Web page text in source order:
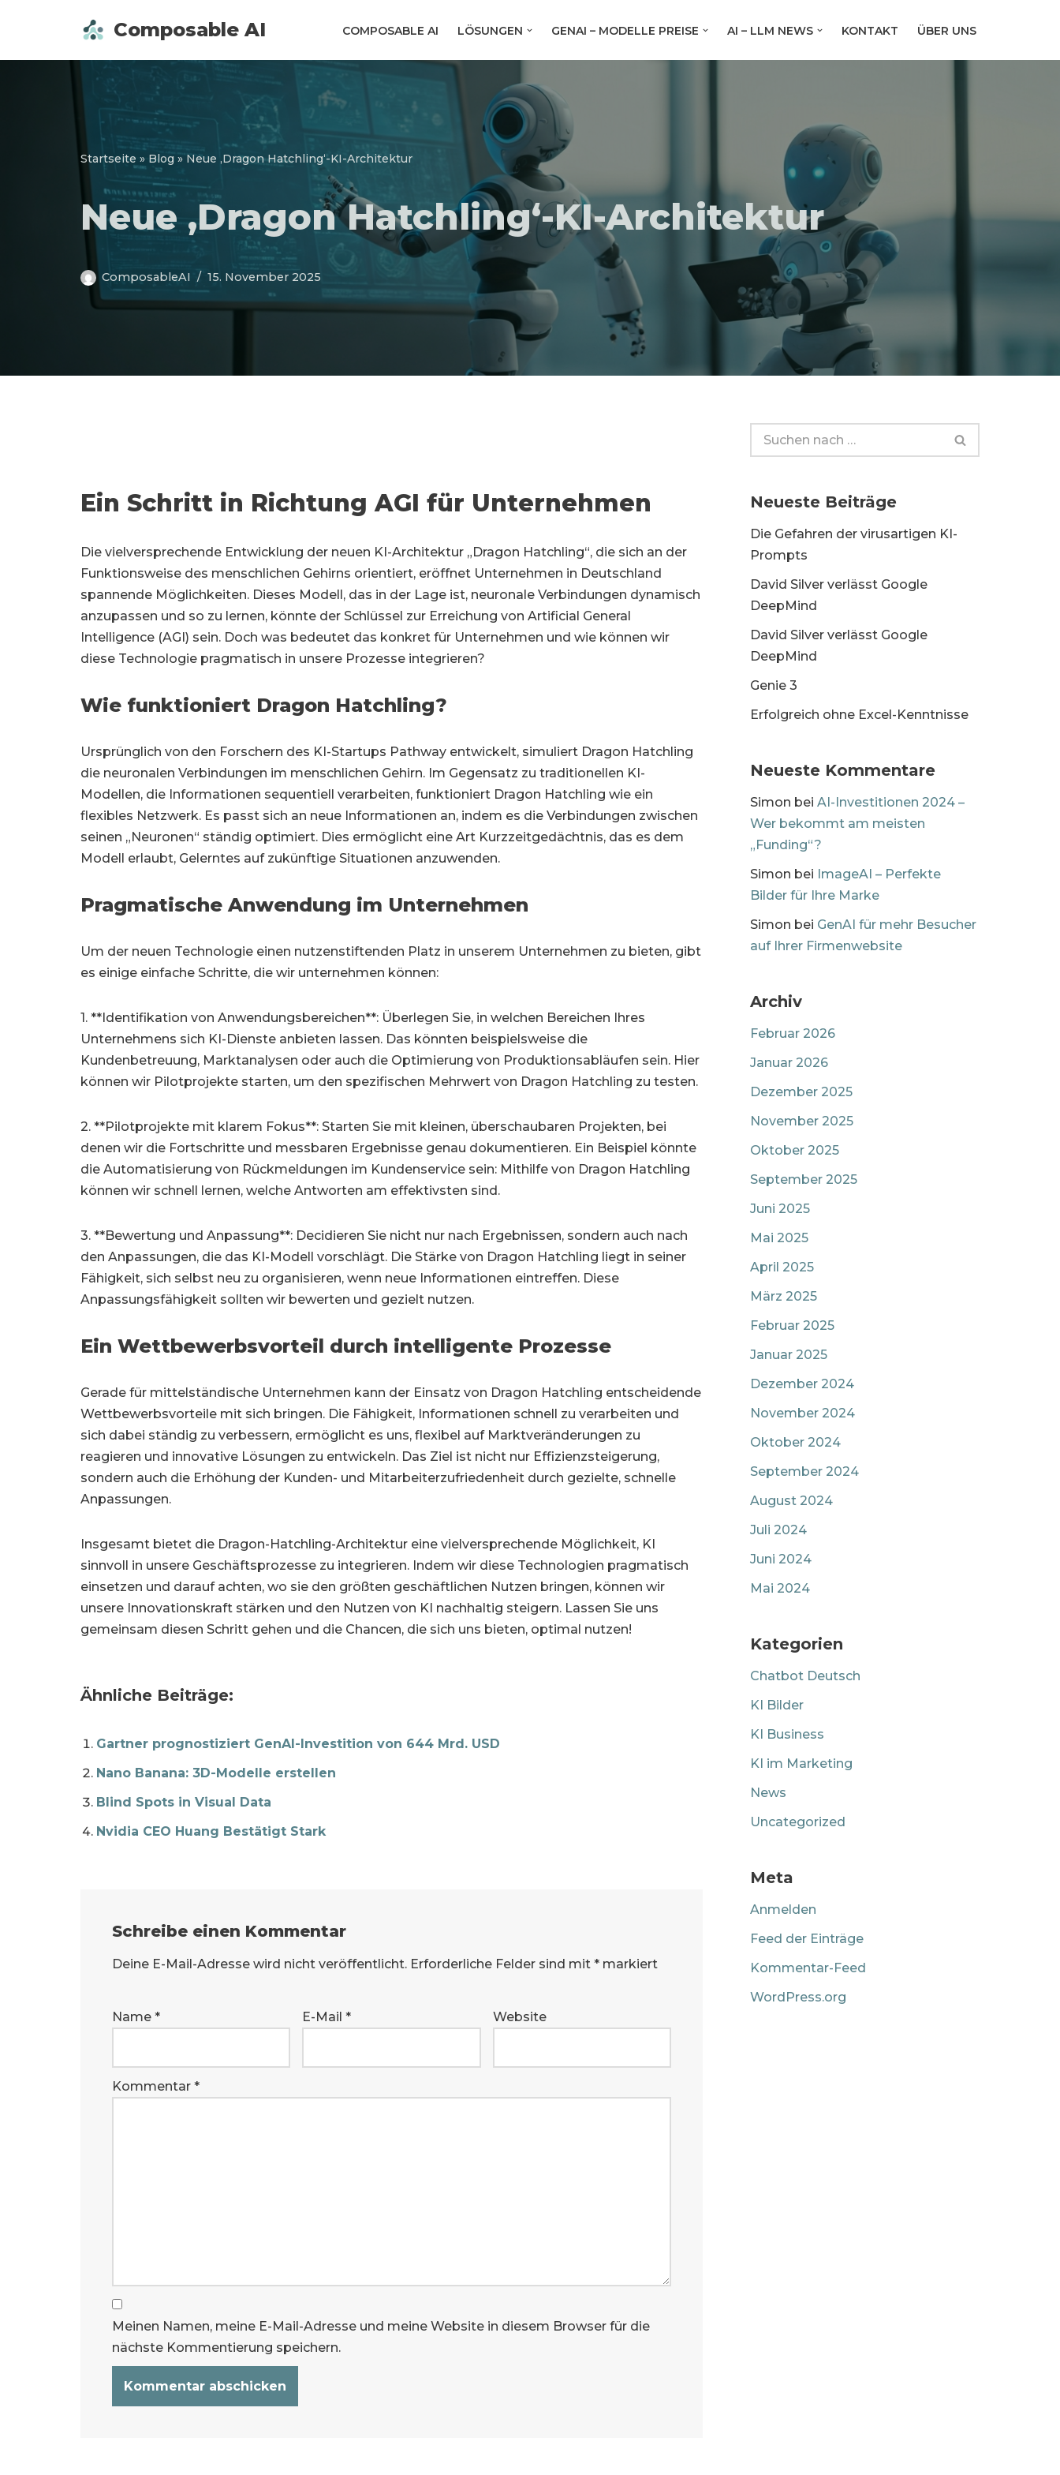
Inhalt
Composable AI COMPOSABLE AI LÖSUNGEN GENAI – MODELLE PREISE AI – LLM NEWS KONTAKT ÜBER UNS
Startseite » Blog »Neue ‚Dragon Hatchling‘-KI-Architektur
Neue ‚Dragon Hatchling‘-KI-Architektur
ComposableAI 15. November 2025
Ein Schritt in Richtung AGI für Unternehmen
Die vielversprechende Entwicklung der neuen KI-Architektur „Dragon Hatchling“, die sich an der
Funktionsweise des menschlichen Gehirns orientiert, eröffnet Unternehmen in Deutschland
spannende Möglichkeiten. Dieses Modell, das in der Lage ist, neuronale Verbindungen dynamisch
anzupassen und so zu lernen, könnte der Schlüssel zur Erreichung von Artificial General
Intelligence (AGI) sein. Doch was bedeutet das konkret für Unternehmen und wie können wir
diese Technologie pragmatisch in unsere Prozesse integrieren?
Wie funktioniert Dragon Hatchling?
Ursprünglich von den Forschern des KI-Startups Pathway entwickelt, simuliert Dragon Hatchling
die neuronalen Verbindungen im menschlichen Gehirn. Im Gegensatz zu traditionellen KI-
Modellen, die Informationen sequentiell verarbeiten, funktioniert Dragon Hatchling wie ein
flexibles Netzwerk. Es passt sich an neue Informationen an, indem es die Verbindungen zwischen
seinen „Neuronen“ ständig optimiert. Dies ermöglicht eine Art Kurzzeitgedächtnis, das es dem
Modell erlaubt, Gelerntes auf zukünftige Situationen anzuwenden.
Pragmatische Anwendung im Unternehmen
Um der neuen Technologie einen nutzenstiftenden Platz in unserem Unternehmen zu bieten, gibt
es einige einfache Schritte, die wir unternehmen können:
1. **Identifikation von Anwendungsbereichen**: Überlegen Sie, in welchen Bereichen Ihres
Unternehmens sich KI-Dienste anbieten lassen. Das könnten beispielsweise die
Kundenbetreuung, Marktanalysen oder auch die Optimierung von Produktionsabläufen sein. Hier
können wir Pilotprojekte starten, um den spezifischen Mehrwert von Dragon Hatchling zu testen.
2. **Pilotprojekte mit klarem Fokus**: Starten Sie mit kleinen, überschaubaren Projekten, bei
denen wir die Fortschritte und messbaren Ergebnisse genau dokumentieren. Ein Beispiel könnte
die Automatisierung von Rückmeldungen im Kundenservice sein: Mithilfe von Dragon Hatchling
können wir schnell lernen, welche Antworten am effektivsten sind.
3. **Bewertung und Anpassung**: Decidieren Sie nicht nur nach Ergebnissen, sondern auch nach
den Anpassungen, die das KI-Modell vorschlägt. Die Stärke von Dragon Hatchling liegt in seiner
Fähigkeit, sich selbst neu zu organisieren, wenn neue Informationen eintreffen. Diese
Anpassungsfähigkeit sollten wir bewerten und gezielt nutzen.
Ein Wettbewerbsvorteil durch intelligente Prozesse
Gerade für mittelständische Unternehmen kann der Einsatz von Dragon Hatchling entscheidende
Wettbewerbsvorteile mit sich bringen. Die Fähigkeit, Informationen schnell zu verarbeiten und
sich dabei ständig zu verbessern, ermöglicht es uns, flexibel auf Marktveränderungen zu
reagieren und innovative Lösungen zu entwickeln. Das Ziel ist nicht nur Effizienzsteigerung,
sondern auch die Erhöhung der Kunden- und Mitarbeiterzufriedenheit durch gezielte, schnelle
Anpassungen.
Insgesamt bietet die Dragon-Hatchling-Architektur eine vielversprechende Möglichkeit, KI
sinnvoll in unsere Geschäftsprozesse zu integrieren. Indem wir diese Technologien pragmatisch
einsetzen und darauf achten, wo sie den größten geschäftlichen Nutzen bringen, können wir
unsere Innovationskraft stärken und den Nutzen von KI nachhaltig steigern. Lassen Sie uns
gemeinsam diesen Schritt gehen und die Chancen, die sich uns bieten, optimal nutzen!
Ähnliche Beiträge:
Gartner prognostiziert GenAI-Investition von 644 Mrd. USD
Nano Banana: 3D-Modelle erstellen
Blind Spots in Visual Data
Nvidia CEO Huang Bestätigt Stark
Schreibe einen Kommentar
Deine E-Mail-Adresse wird nicht veröffentlicht. Erforderliche Felder sind mit * markiert
Name * E-Mail* Website
Kommentar *
Meinen Namen, meine E-Mail-Adresse und meine Website in diesem Browser für die
nächste Kommentierung speichern.
Neueste Beiträge
Die Gefahren der virusartigen KI-
Prompts
David Silver verlässt Google
DeepMind
David Silver verlässt Google
DeepMind
Genie 3
Erfolgreich ohne Excel-Kenntnisse
Neueste Kommentare
Simon bei AI-Investitionen 2024 –
Wer bekommt am meisten
„Funding“?
Simon bei ImageAI – Perfekte
Bilder für Ihre Marke
Simon bei GenAI für mehr Besucher
auf Ihrer Firmenwebsite
Archiv
Februar 2026
Januar 2026
Dezember 2025
November 2025
Oktober 2025
September 2025
Juni 2025
Mai 2025
April 2025
März 2025
Februar 2025
Januar 2025
Dezember 2024
November 2024
Oktober 2024
September 2024
August 2024
Juli 2024
Juni 2024
Mai 2024
Kategorien
Chatbot Deutsch
KI Bilder
KI Business
KI im Marketing
News
Uncategorized
Meta
Anmelden
Feed der Einträge
Kommentar-Feed
WordPress.org